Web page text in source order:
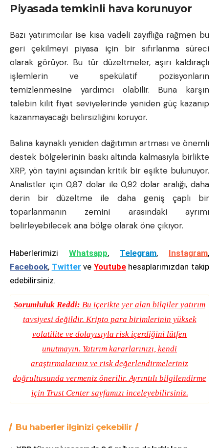
Piyasada temkinli hava korunuyor
Bazı yatırımcılar ise kısa vadeli zayıflığa rağmen bu
geri çekilmeyi piyasa için bir sıfırlanma süreci
olarak görüyor. Bu tür düzeltmeler, aşırı kaldıraçlı
işlemlerin ve spekülatif pozisyonların
temizlenmesine yardımcı olabilir. Buna karşın
talebin kilit fiyat seviyelerinde yeniden güç kazanıp
kazanmayacağı belirsizliğini koruyor.
Balina kaynaklı yeniden dağıtımın artması ve önemli
destek bölgelerinin baskı altında kalmasıyla birlikte
XRP, yön tayini açısından kritik bir eşikte bulunuyor.
Analistler için 0,87 dolar ile 0,92 dolar aralığı, daha
derin bir düzeltme ile daha geniş çaplı bir
toparlanmanın zemini arasındaki ayrımı
belirleyebilecek ana bölge olarak öne çıkıyor.
Haberlerimizi Whatsapp, Telegram, Instagram,
Facebook, Twitter ve Youtubehesaplarımızdan takip
edebilirsiniz.
Sorumluluk Reddi: Bu içerikte yer alan bilgiler yatırım
tavsiyesi değildir. Kripto para birimlerinin yüksek
volatilite ve dolayısıyla risk içerdiğini lütfen
unutmayın. Yatırım kararlarınızı, kendi
araştırmalarınız ve risk değerlendirmeleriniz
doğrultusunda vermeniz önerilir. Ayrıntılı bilgilendirme
için Trust Centersayfamızı inceleyebilirsiniz.
Bu haberler ilginizi çekebilir